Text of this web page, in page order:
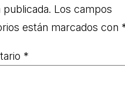
publicada. Los campos
están marcados con
*